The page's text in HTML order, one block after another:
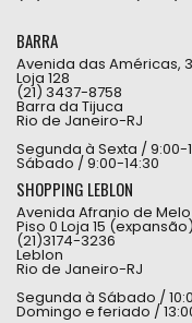
BARRA
Avenida das Américas,
Loja 128
(21) 3437-8758
Barra da Tijuca
Rio de Janeiro-RJ
Segunda à Sexta / 9:00-
Sábado / 9:00-14:30
SHOPPING LEBLON
Avenida Afranio de
Piso 0 Loja 15 (expansão)
(21)3174-3236
Leblon
Rio de Janeiro-RJ
Segunda à Sábado /
Domingo e feriado /